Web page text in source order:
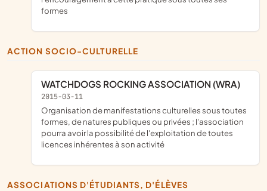
formes
ACTION SOCIO-CULTURELLE
WATCHDOGS ROCKING ASSOCIATION (WRA)
2015-03-11
organisation de manifestations culturelles sous toutes
formes, de natures publiques ou privées ; l'association
pourra avoir la possibilité de l'exploitation de toutes
licences inhérentes à son activité
ASSOCIATIONS D'ÉTUDIANTS, D'ÉLÈVES